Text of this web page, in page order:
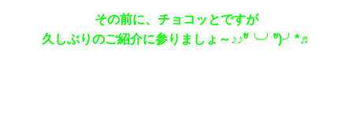
その前に、チョコッとですが
久しぶりのご紹介に参りましょ～♪♪ºั╰╯ºั)╯*♬